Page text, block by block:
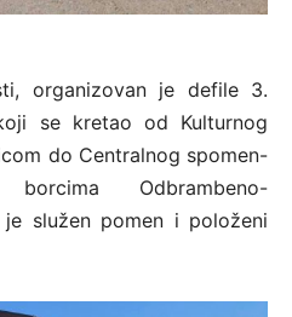
organizovan je defile 3.
se kretao od Kulturnog
do Centralnog spomen-
Odbrambeno-
služen pomen i položeni